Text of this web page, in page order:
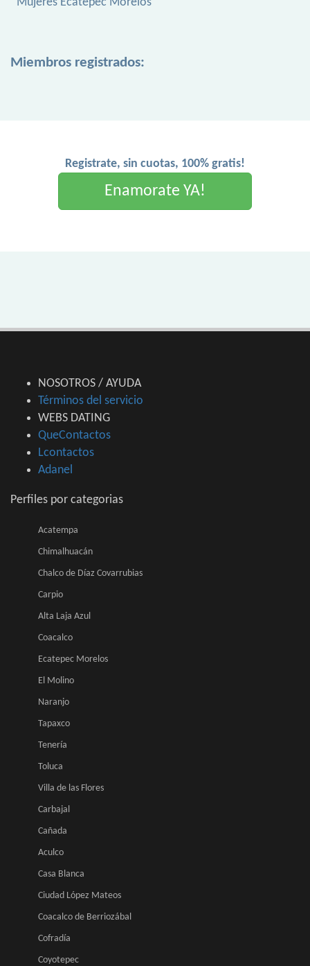
Miembros registrados:
Registrate, sin cuotas, 100% gratis!
Enamorate YA!
NOSOTROS / AYUDA
Términos del servicio
WEBS DATING
QueContactos
Lcontactos
Adanel
Perfiles por categorias
Acatempa
Chimalhuacán
Chalco de Díaz Covarrubias
Carpio
Alta Laja Azul
Coacalco
Ecatepec Morelos
El Molino
Naranjo
Tapaxco
Tenería
Toluca
Villa de las Flores
Carbajal
Cañada
Aculco
Casa Blanca
Ciudad López Mateos
Coacalco de Berriozábal
Cofradía
Coyotepec